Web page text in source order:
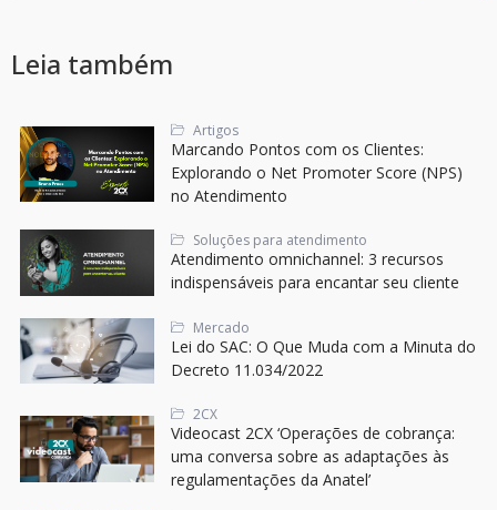
Leia também
Artigos
Marcando Pontos com os Clientes:
Explorando o Net Promoter Score (NPS)
no Atendimento
Soluções para atendimento
Atendimento omnichannel: 3 recursos
indispensáveis para encantar seu cliente
Mercado
Lei do SAC: O Que Muda com a Minuta do
Decreto 11.034/2022
2CX
Videocast 2CX ‘Operações de cobrança:
uma conversa sobre as adaptações às
regulamentações da Anatel’